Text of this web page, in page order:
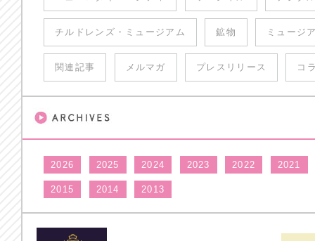
チルドレンズ・ミュージアム 鉱物 ミュージ
関連記事 メルマガ プレスリリース コ
2026 2025 2024 2023 2022 2021
2015 2014 2013